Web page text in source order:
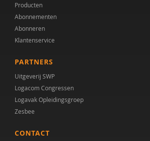
G.M. Boxhoorn
Bianca Boyer
Drs. C.E.M. Calmes-van der Schot
Cissy Canninga
Drs. Caroline Schuurman
Rutger Clarijs
Producten
Abonnementen
Abonneren
Klantenservice
PARTNERS
Uitgeverij SWP
Logacom Congressen
Logavak Opleidingsgroep
Zesbee
CONTACT